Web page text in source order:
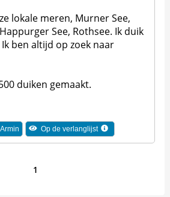
lokale meren, Murner See,
See, Rothsee. Ik duik
ben altijd op zoek naar
duiken gemaakt.
Armin Op de verlanglijst
1